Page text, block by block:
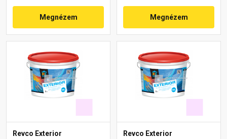
Megnézem Megnézem
Revco Exterior
Revco Exterior